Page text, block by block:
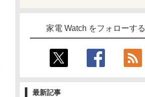
家電 Watch をフォローする
最新記事